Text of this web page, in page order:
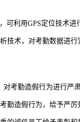
可利用GPS定位技术进
技术，对考勤数据进
考勤造假行为进行严肃
勤造假行为，给予严厉